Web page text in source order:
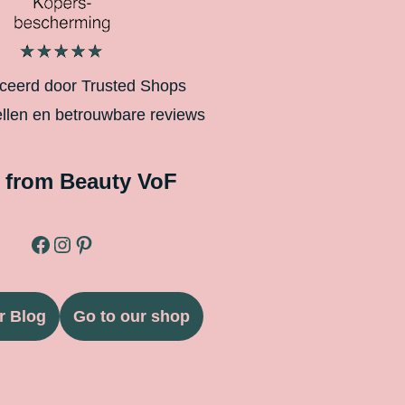
door Trusted Shops
en betrouwbare reviews
Beauty VoF
Blog Go to our shop